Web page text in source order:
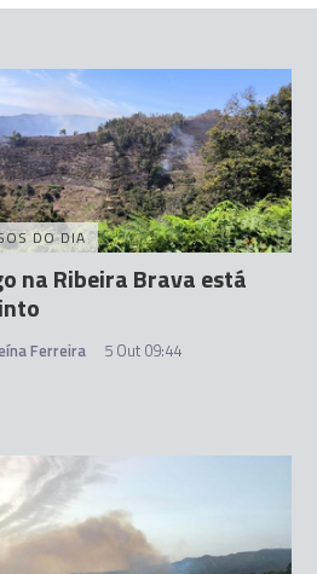
DO DIA
na Ribeira Brava está
Ferreira 5 Out 09:44